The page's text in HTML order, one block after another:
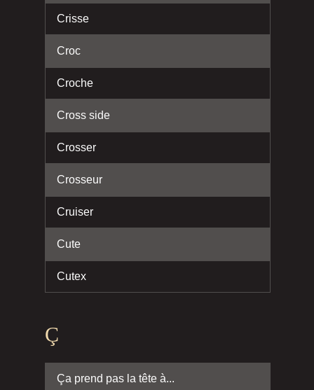
Crisse
Croc
Croche
Cross side
Crosser
Crosseur
Cruiser
Cute
Cutex
Ç
Ça prend pas la tête à...